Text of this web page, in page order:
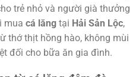
trẻ nhỏ và người già thưởng
mua cá lăng tại Hải Sản Lộc,
thớ thịt hồng hào, không mùi
đối cho bữa ăn gia đình.